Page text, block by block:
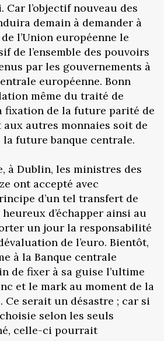
Car l’objectif nouveau des
demain à demander à
l’Union européenne le
de l’ensemble des pouvoirs
par les gouvernements à
européenne. Bonn
même du traité de
fixation de la future parité de
aux autres monnaies soit de
la future banque centrale.
à Dublin, les ministres des
ont accepté avec
d’un tel transfert de
d’échapper ainsi au
un jour la responsabilité
de l’euro. Bientôt,
à la Banque centrale
de fixer à sa guise l’ultime
et le mark au moment de la
Ce serait un désastre ; car si
selon les seuls
celle-ci pourrait